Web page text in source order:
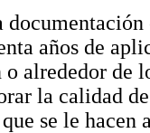
años de
o alrededor de
la calidad
se le